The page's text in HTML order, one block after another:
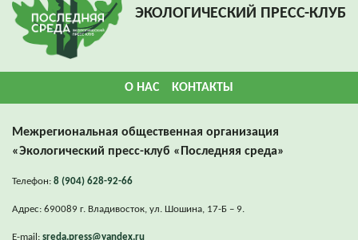
ЭКОЛОГИЧЕСКИЙ ПРЕСС-КЛУБ
О НАС КОНТАКТЫ
Межрегиональная общественная организация
«Экологический пресс-клуб «Последняя среда»
Телефон: 8 (904) 628-92-66
Адрес: 690089 г. Владивосток, ул. Шошина, 17-Б – 9.
E-mail: sreda.press@yandex.ru